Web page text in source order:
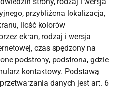
przybliżona lokalizacja,
ilość kolorów
ekran, rodzaj i wersja
czas spędzony na
podstrony, podstrona, gdzie
kontaktowy. Podstawą
danych jest art. 6